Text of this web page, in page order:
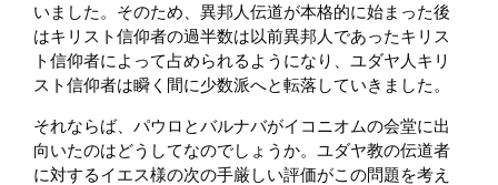
いました。そのため、異邦人伝道が本格的に始まった後
はキリスト信仰者の過半数は以前異邦人であったキリス
ト信仰者によって占められるようになり、ユダヤ人キリ
スト信仰者は瞬く間に少数派へと転落していきました。
それならば、パウロとバルナバがイコニオムの会堂に出
向いたのはどうしてなのでしょうか。ユダヤ教の伝道者
に対するイエス様の次の手厳しい評価がこの問題を考え